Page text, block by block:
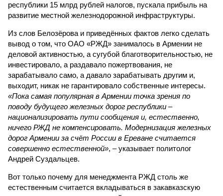
республики 15 млрд рублей налогов, пускала прибыль на
развитие местной железнодорожной инфраструктуры.
Из слов Белозёрова и приведённых фактов легко сделать
вывод о том, что ОАО «РЖД» занималось в Армении не
деловой активностью, а сугубой благотворительностью, не
инвестировало, а раздавало пожертвования, не
зарабатывало само, а давало зарабатывать другим и,
выходит, никак не гарантировало собственные интересы.
«Пока самая популярная в Армении точка зрения по
поводу будущего железных дорог рес­публики –
национализировать пути сообщения и, естественно,
ничего РЖД не компенсировать. Модернизация железных
дорог Армении за счёт России в Ереване считается
совершенно естественной», – указывает политолог
Андрей Суздальцев.
Вот только почему для менеджмента РЖД столь же
естественным считается вкладываться в закавказскую